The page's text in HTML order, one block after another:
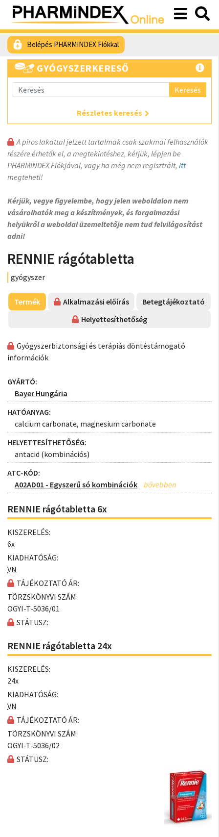
Belépés PHARMINDEX Fiókkal
GYÓGYSZERKERESŐ
Keresés
Részletes keresés
A piros lakattal jelzett tartalmak csak szakmai felhasználók
részére érhetők el, a megtekintéshez, kérjük, lépjen be
PHARMINDEX Fiókjával, vagy ha még nem regisztrált, itt
megteheti!
Kérjük, vegye figyelembe, hogy jelen weboldalon nem
vásárolhatók meg a készítmények, és forgalmazási
helyükről a weboldal üzemeltetője nem tud felvilágosítást
adni!
RENNIE rágótabletta
gyógyszer
Termék Alkalmazási előírás
Betegtájékoztató
Helyettesíthetőség
Gyógyszerbiztonsági és terápiás döntéstámogató
információk
GYÁRTÓ:
Bayer Hungária
HATÓANYAG:
calcium carbonate, magnesium carbonate
HELYETTESÍTHETŐSÉG:
antacid (kombinációs)
ATC-KÓD:
A02AD01 - Egyszerű só kombinációk
RENNIE rágótabletta 6x
KISZERELÉS:
6x
KIADHATÓSÁG:
VN
TÁJÉKOZTATÓ ÁR:
TÖRZSKÖNYVI SZÁM:
OGYI-T-5036/01
STÁTUSZ:
RENNIE rágótabletta 24x
KISZERELÉS:
24x
KIADHATÓSÁG:
VN
TÁJÉKOZTATÓ ÁR:
TÖRZSKÖNYVI SZÁM:
OGYI-T-5036/02
STÁTUSZ: